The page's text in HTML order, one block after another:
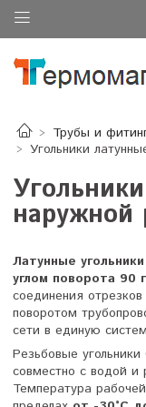
Трубы и
Угольники
наружной
Латунные
углом поворота 90
соединения
поворотом
сети в единую
Резьбовые
совместно с водой и
Температура